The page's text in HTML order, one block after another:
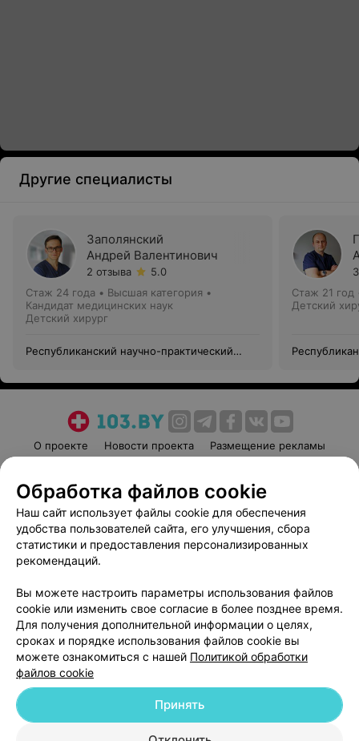
Другие специалисты
Заполянский
Андрей Валентинович
2 отзыва
5.0
Стаж 24 года • Высшая категория •
Кандидат медицинских наук
Детский хирург
Республиканский научно-практический
Стаж 21 год
Детский
О проекте Новости проекта
Размещение рекламы
Пользовательское соглашение
Способы оплаты
Вакансии
Партнеры
Написать руководителю 103.by
Обработка персональных данных
© 2026 ООО «Артокс Лаб», УНП 191700409
| 220012, Республика Беларусь,
Обработка файлов cookie
Наш сайт использует файлы cookie для обеспечения
удобства пользователей сайта, его улучшения, сбора
статистики и предоставления персонализированных
рекомендаций.
Вы можете настроить параметры использования файлов
cookie или изменить свое согласие в более позднее время.
Для получения дополнительной информации о целях,
сроках и порядке использования файлов cookie вы
можете ознакомиться с нашей Политикой обработки
файлов cookie
Принять